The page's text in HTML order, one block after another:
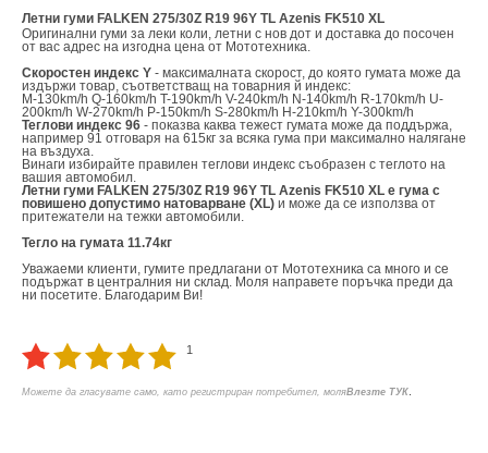
Летни гуми FALKEN 275/30Z R19 96Y TL Azenis FK510 XL
Оригинални гуми за леки коли, летни с нов дот и доставка до посочен
от вас адрес на изгодна цена от Мототехника.
Скоростен индекс Y - максималната скорост, до която гумата може да
издържи товар, съответстващ на товарния й индекс:
M-130km/h Q-160km/h T-190km/h V-240km/h N-140km/h R-170km/h U-
200km/h W-270km/h P-150km/h S-280km/h H-210km/h Y-300km/h
Теглови индекс 96 - показва каква тежест гумата може да поддържа,
например 91 отговаря на 615кг за всяка гума при максимално налягане
на въздуха.
Винаги избирайте правилен теглови индекс съобразен с теглото на
вашия автомобил.
Летни гуми FALKEN 275/30Z R19 96Y TL Azenis FK510 XL е гума с
повишено допустимо натоварване (XL) и може да се използва от
притежатели на тежки автомобили.
Тегло на гумата 11.74кг
Уважаеми клиенти, гумите предлагани от Мототехника са много и се
подържат в централния ни склад. Моля направете поръчка преди да
ни посетите. Благодарим Ви!
1
Можете да гласувате само, като регистриран потребител, моляВлезте ТУК